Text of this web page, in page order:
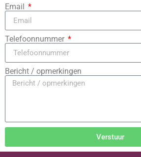
Email
Telefoonnummer
Bericht / opmerkingen
Verstuur